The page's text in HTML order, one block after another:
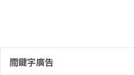
關鍵字廣告